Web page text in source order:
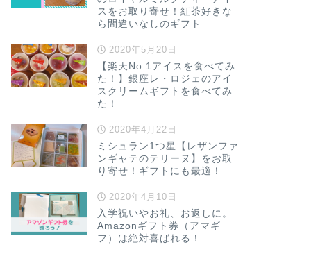
カフェ・スイーツ
べ！持ち帰り
とめたよ
スをお取り寄せ！紅茶好きな
ら間違いなしのギフト
2020年5月20日
【楽天No.1アイスを食べてみ
た！】銀座レ・ロジェのアイ
スクリームギフトを食べてみ
た！
2020年4月22日
ミシュラン1つ星【レザンファ
ンギャテのテリーヌ】をお取
り寄せ！ギフトにも最適！
2020年4月10日
入学祝いやお礼、お返しに。
Amazonギフト券（アマギ
フ）は絶対喜ばれる！